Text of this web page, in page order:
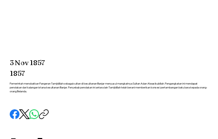
3Nov1857
1857
Pemerintah menobatkan Pangeran Tamjidillah sebagai sultan di kesultanan Banjar menyusul mangkatnya Sultan Adan Alwasikubillah. Pengangkatan ini mendapat
penolakan dari kalangan istana kesultanan Banjar. Penyebab penolakan ini antara lain Tamjidillah telah berani memberikan konsesi pertambangan batu bara kepada orang-
orang Belanda.